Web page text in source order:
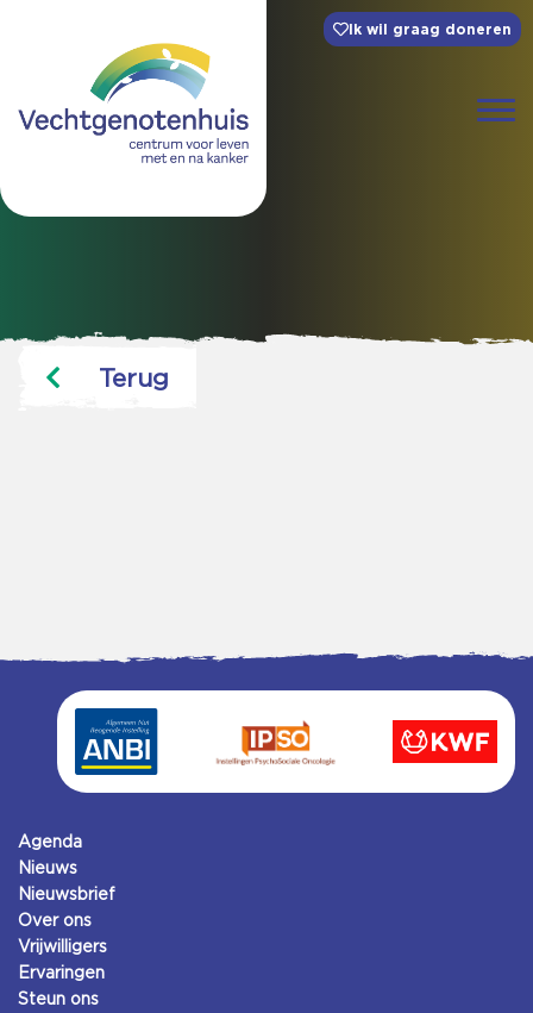
Ik wil graag doneren
Terug
Agenda
Nieuws
Nieuwsbrief
Over ons
Vrijwilligers
Ervaringen
Steun ons